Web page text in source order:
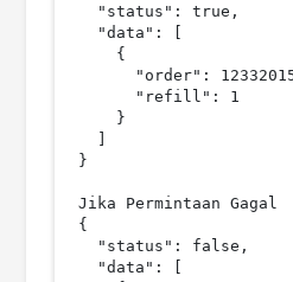
  "status": true,
  "data": [
    {
"order":
      "refill": 1
    }
}
Jika Permintaan Gagal
{
  "status": false,
  "data": [